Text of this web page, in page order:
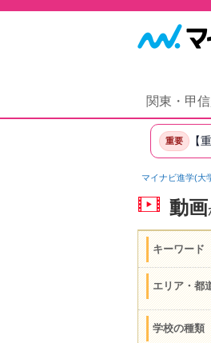
関東・甲
重要 【
マイナビ進学(大
動画
キーワード
エリア・都
学校の種類